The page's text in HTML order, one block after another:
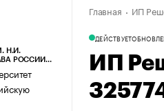
Рынок наличной валюты
Н.И.
РОССИИ
Главная ИП
ДЕЙСТВУЕТ
ИП